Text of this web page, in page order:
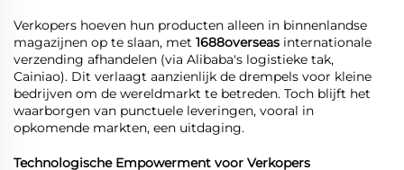
Verkopers hoeven hun producten alleen in binnenlandse
magazijnen op te slaan, met 1688overseas internationale
verzending afhandelen (via Alibaba's logistieke tak,
Cainiao). Dit verlaagt aanzienlijk de drempels voor kleine
bedrijven om de wereldmarkt te betreden. Toch blijft het
waarborgen van punctuele leveringen, vooral in
opkomende markten, een uitdaging.
Technologische Empowerment voor Verkopers